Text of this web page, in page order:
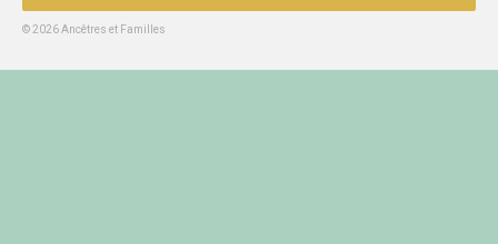
© 2026 Ancêtres et Familles